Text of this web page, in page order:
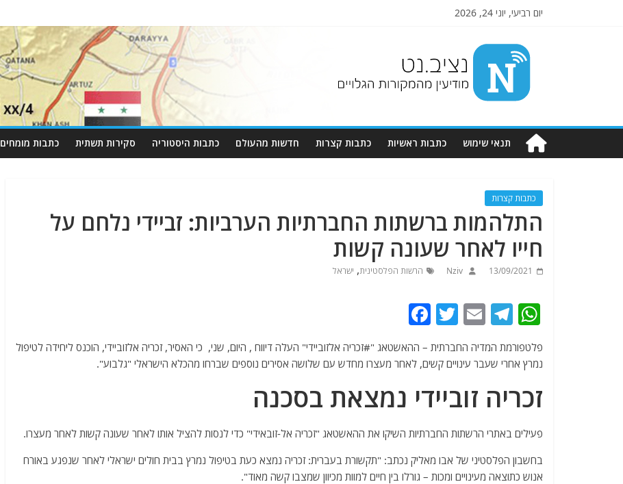
יום רביעי, יוני 24, 2026
Nziv.net
מודיעין
מהמקורות
תנאי שימוש כתבות ראשיות כתבות קצרות חדשות מהעולם כתבות היסטוריה סקירות תשתית כתבות מומחים
כתבות קצרות
התלהמות ברשתות החברתיות הערביות: זביידי נלחם על
חייו לאחר שעונה קשות
13/09/2021
Nziv הרשות הפלסטינית, ישראל
W
at
A
p
p
T
e
ra
m
E
ai
T
itt
c
b
o
o
k
פלטפורמת המדיה החברתית – ההאשטאג "#זכריה אלזוביידי" העלה דיווח , היום, שני, כי האסיר, זכריה אלזוביידי, הוכנס ליחידה לטיפול
נמרץ אחרי שעבר עינויים קשים, לאחר מעצרו מחדש עם שלושה אסירים נוספים שברחו מהכלא הישראלי "גלבוע".
זכריה זוביידי נמצאת בסכנה
פעילים באתרי הרשתות החברתיות השיקו את ההאשטאג "זכריה אל-זובאידי" כדי לנסות להציל אותו לאחר שעונה קשות לאחר מעצרו.
בחשבון הפלסטיני של אבו מאליק נכתב: "תקשורת בעברית:זכריה נמצא כעת בטיפול נמרץ בבית חולים ישראלי לאחר שנפגע באורח
אנוש כתוצאה מעינויים ומכות – גורלו בין חיים למוות מכיוון שמצבו קשה מאוד".